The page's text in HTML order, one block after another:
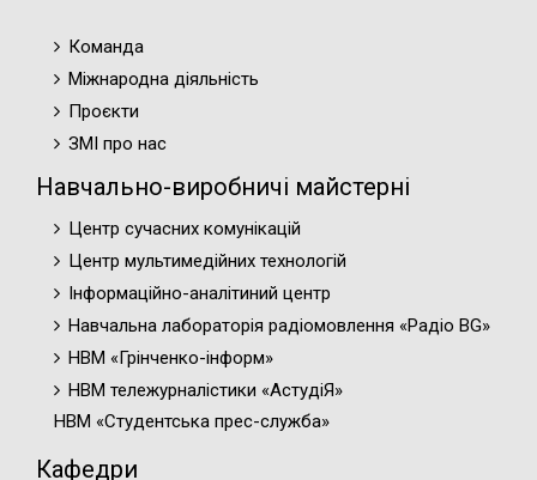
Команда
Міжнародна діяльність
Проєкти
ЗМІ про нас
Навчально-виробничі майстерні
Центр сучасних комунікацій
Центр мультимедійних технологій
Інформаційно-аналітиний центр
Навчальна лабораторія радіомовлення «Радіо BG»
НВМ «Грінченко-інформ»
НВМ тележурналістики «АстудіЯ»
НВМ «Студентська прес-служба»
Кафедри